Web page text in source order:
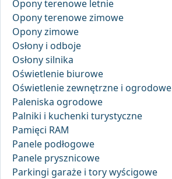
Opony terenowe letnie
Opony terenowe zimowe
Opony zimowe
Osłony i odboje
Osłony silnika
Oświetlenie biurowe
Oświetlenie zewnętrzne i ogrodowe
Paleniska ogrodowe
Palniki i kuchenki turystyczne
Pamięci RAM
Panele podłogowe
Panele prysznicowe
Parkingi garaże i tory wyścigowe